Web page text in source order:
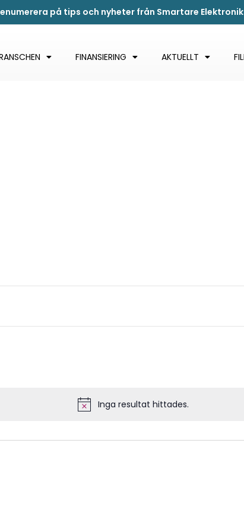
på tips och nyheter från Smartare
FINANSIERING AKTUELLT
Notis
Inga resultat hittades.